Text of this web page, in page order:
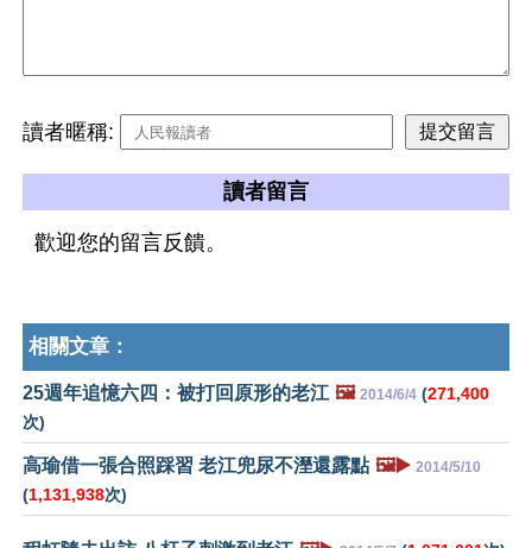
讀者暱稱:
讀者留言
歡迎您的留言反饋。
相關文章：
25週年追憶六四：被打回原形的老江 🖼️ 2014/6/4 (271,400
次)
高瑜借一張合照踩習 老江兜尿不溼還露點 🖼️▶️ 2014/5/10
(1,131,938次)